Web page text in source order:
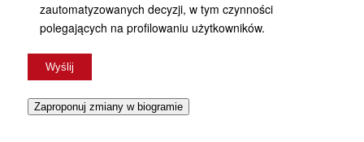
zautomatyzowanych decyzji, w tym czynności
polegających na profilowaniu użytkowników.
Zaproponuj zmiany w biogramie